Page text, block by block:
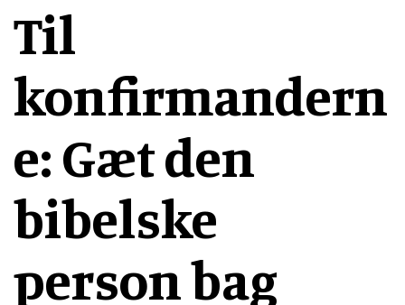
Til
konfirmandern
e: Gæt den
bibelske
person bag